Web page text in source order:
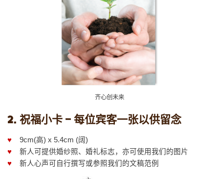
齐心创未来
2. 祝福小卡 – 每位宾客一张以供留念
♥ 9cm(高) x 5.4cm (阔)
♥ 新人可提供婚纱照、婚礼标志，亦可使用我们的图片
♥ 新人心声可自行撰写或参照我们的文稿范例